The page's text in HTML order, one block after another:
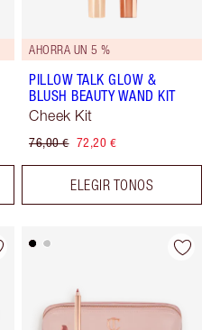
AHORRA UN 5 %
PILLOW TALK GLOW &
BLUSH BEAUTY WAND KIT
Cheek Kit
76,00 € 72,20 €
ELEGIR TONOS